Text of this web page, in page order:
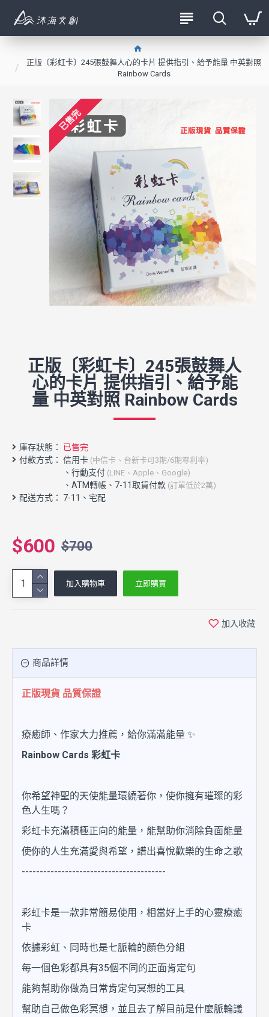
正版〔彩虹卡〕245張鼓舞人心的卡片 提供指引、給予能量 中英對照
Rainbow Cards
已售完
正版〔彩虹卡〕245張鼓舞人
心的卡片 提供指引、給予能
量 中英對照 Rainbow Cards
庫存狀態：
已售完
付款方式： 信用卡 (中信卡、台新卡可3期/6期零利率)
配送方式： 7-11、宅配
$600 $700
加入購物車 立即購買
加入收藏
商品詳情
正版現貨 品質保證
療癒師、作家大力推薦，給你滿滿能量 ✨
Rainbow Cards 彩虹卡
你希望神聖的天使能量環繞著你，使你擁有璀璨的彩
色人生嗎？
彩虹卡充滿積極正向的能量，能幫助你消除負面能量
使你的人生充滿愛與希望，譜出喜悅歡樂的生命之歌
----------------------------------------
彩虹卡是一款非常簡易使用，相當好上手的心靈療癒
卡
依據彩虹、同時也是七脈輪的顏色分組
每一個色彩都具有35個不同的正面肯定句
能夠幫助你做為日常肯定句冥想的工具
幫助自己做色彩冥想，並且去了解目前是什麼脈輪議